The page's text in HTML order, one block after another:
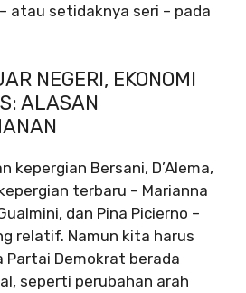
atau setidaknya seri – pada
NEGERI, EKONOMI
ALASAN
kepergian Bersani, D’Alema,
terbaru – Marianna
dan Pina Picierno –
relatif. Namun kita harus
Demokrat berada
seperti perubahan arah